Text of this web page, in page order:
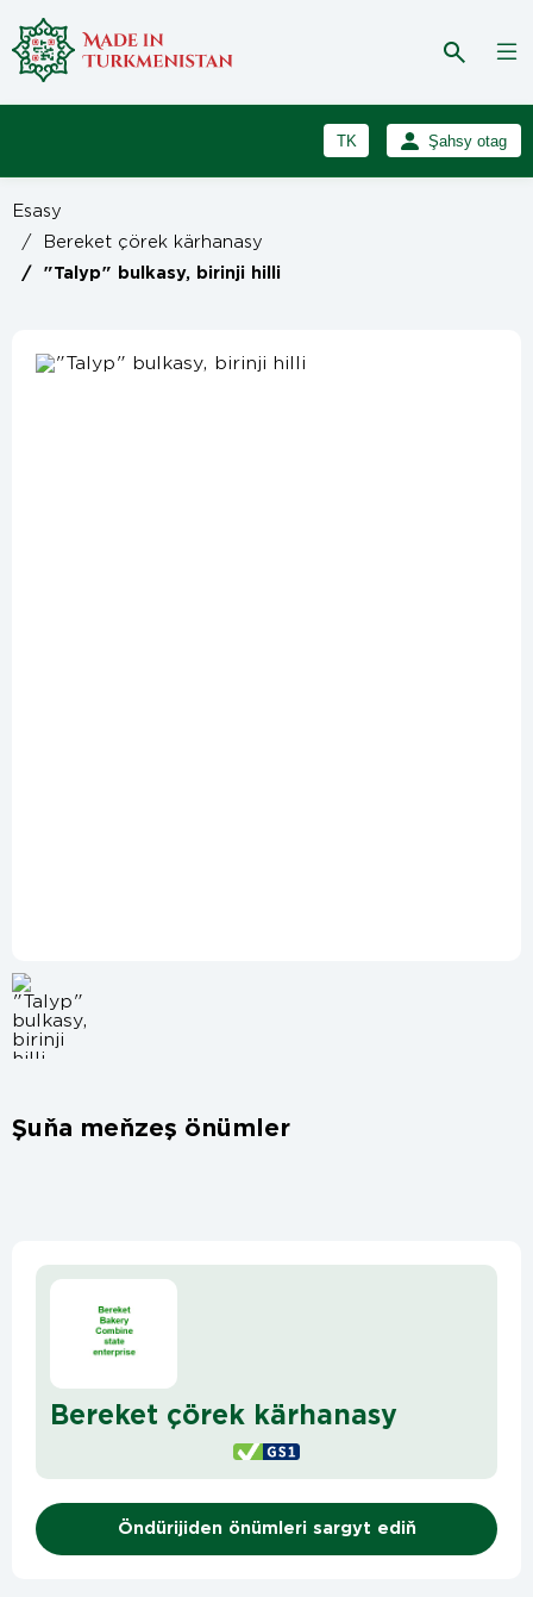
TK
RU
Şahsy otag
Esasy
/
Bereket çörek kärhanasy
/ "Talyp" bulkasy, birinji hilli
Şuňa meňzeş önümler
Bereket çörek kärhanasy
Öndürijiden önümleri sargyt ediň